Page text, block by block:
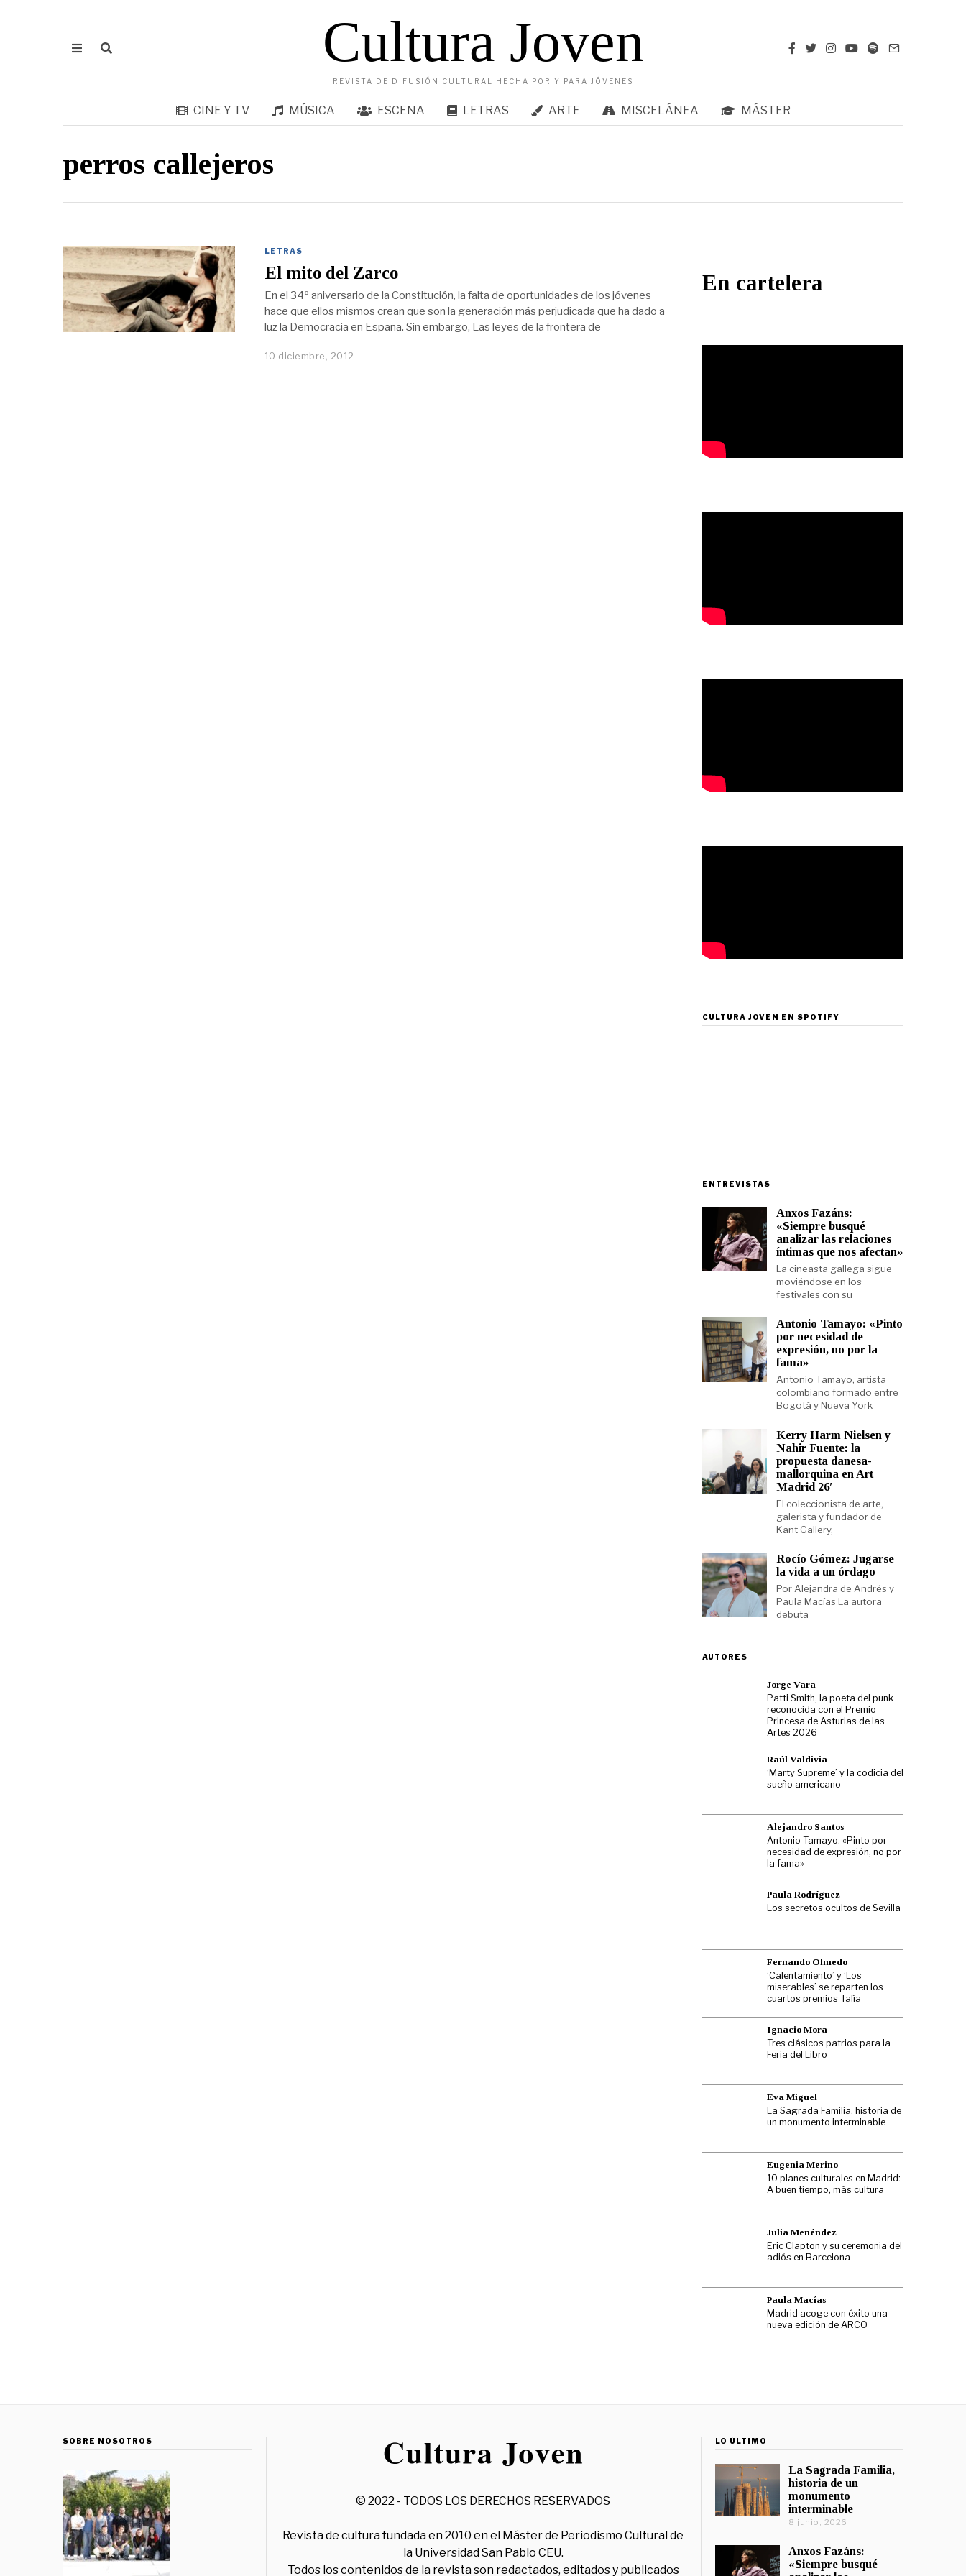
Cultura Joven
REVISTA DE DIFUSIÓN CULTURAL HECHA POR Y PARA JÓVENES
CINE Y TV MÚSICA ESCENA LETRAS ARTE MISCELÁNEA MÁSTER
perros callejeros
LETRAS
El mito del Zarco
En el 34º aniversario de la Constitución, la falta de oportunidades de los jóvenes
hace que ellos mismos crean que son la generación más perjudicada que ha dado a
luz la Democracia en España. Sin embargo, Las leyes de la frontera de
10 diciembre, 2012
En cartelera
CULTURA JOVEN EN SPOTIFY
ENTREVISTAS
Anxos Fazáns:
«Siempre busqué
analizar las relaciones
íntimas que nos afectan»
La cineasta gallega sigue
moviéndose en los
festivales con su
Antonio Tamayo: «Pinto
por necesidad de
expresión, no por la
fama»
Antonio Tamayo, artista
colombiano formado entre
Bogotá y Nueva York
Kerry Harm Nielsen y
Nahir Fuente: la
propuesta danesa-
mallorquina en Art
Madrid 26′
El coleccionista de arte,
galerista y fundador de
Kant Gallery,
Rocío Gómez: Jugarse
la vida a un órdago
Por Alejandra de Andrés y
Paula Macías La autora
debuta
AUTORES
Jorge Vara
Patti Smith, la poeta del punk
reconocida con el Premio
Princesa de Asturias de las
Artes 2026
Raúl Valdivia
‘Marty Supreme’ y la codicia del
sueño americano
Alejandro Santos
Antonio Tamayo: «Pinto por
necesidad de expresión, no por
la fama»
Paula Rodríguez
Los secretos ocultos de Sevilla
Fernando Olmedo
‘Calentamiento’ y ‘Los
miserables’ se reparten los
cuartos premios Talía
Ignacio Mora
Tres clásicos patrios para la
Feria del Libro
Eva Miguel
La Sagrada Familia, historia de
un monumento interminable
Eugenia Merino
10 planes culturales en Madrid:
A buen tiempo, más cultura
Julia Menéndez
Eric Clapton y su ceremonia del
adiós en Barcelona
Paula Macías
Madrid acoge con éxito una
nueva edición de ARCO
SOBRE NOSOTROS
© 2022 - TODOS LOS DERECHOS RESERVADOS
Revista de cultura fundada en 2010 en el Máster de Periodismo Cultural de
la Universidad San Pablo CEU.
Todos los contenidos de la revista son redactados, editados y publicados
LO ÚLTIMO
La Sagrada Familia,
historia de un
monumento
interminable
8 junio, 2026
Anxos Fazáns:
«Siempre busqué